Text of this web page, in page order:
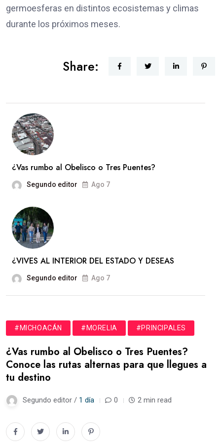
germoesferas en distintos ecosistemas y climas
durante los próximos meses.
Share:
¿Vas rumbo al Obelisco o Tres Puentes?
Segundo editor Ago 7
¿VIVES AL INTERIOR DEL ESTADO Y DESEAS
Segundo editor Ago 7
#MICHOACÁN #MORELIA #PRINCIPALES
¿Vas rumbo al Obelisco o Tres Puentes?
Conoce las rutas alternas para que llegues a
tu destino
Segundo editor / 1 día 0 2 min read